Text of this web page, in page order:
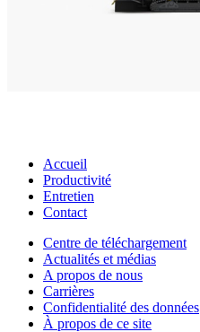
Accueil
Productivité
Entretien
Contact
Centre de téléchargement
Actualités et médias
A propos de nous
Carrières
Confidentialité des données
À propos de ce site